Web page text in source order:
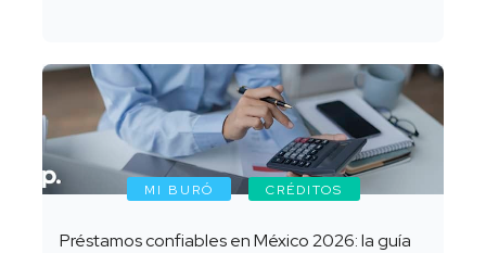
MI BURÓ CRÉDITOS
Préstamos confiables en México 2026: la guía